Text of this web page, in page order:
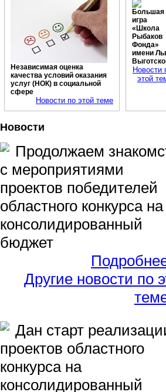
Независимая оценка
качества условий оказания
услуг (НОК) в социальной
сфере
Новости по этой теме
Большая
игра
«Школа
Рыбаков
Фонда»
имени
Новости
этой
Новости
Продолжаем
с мероприятиями
проектов победителей
областного конкурса на
консолидированный
бюджет
Другие новости по
Дан старт
проектов областного
конкурса на
консолидированный